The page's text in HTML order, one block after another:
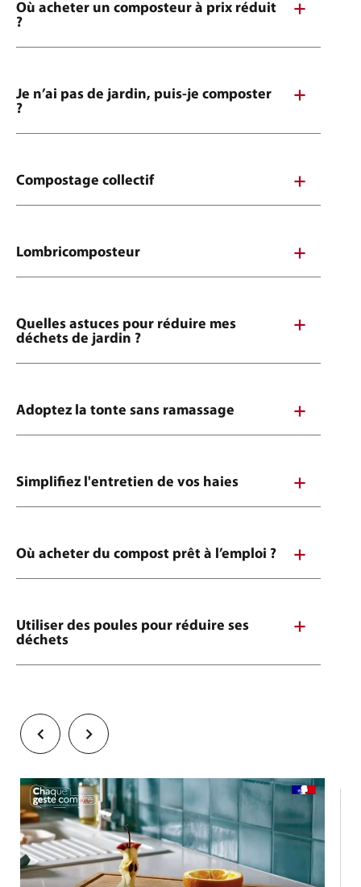
Où acheter un composteur à prix réduit
?
Je n’ai pas de jardin, puis-je composter
?
Compostage collectif
Lombricomposteur
Quelles astuces pour réduire mes
déchets de jardin ?
Adoptez la tonte sans ramassage
Simplifiez l'entretien de vos haies
Où acheter du compost prêt à l’emploi ?
Utiliser des poules pour réduire ses
déchets
Précédent Suivant